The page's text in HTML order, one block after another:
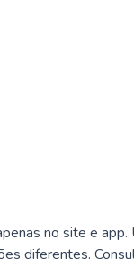
no site e app.
diferentes.